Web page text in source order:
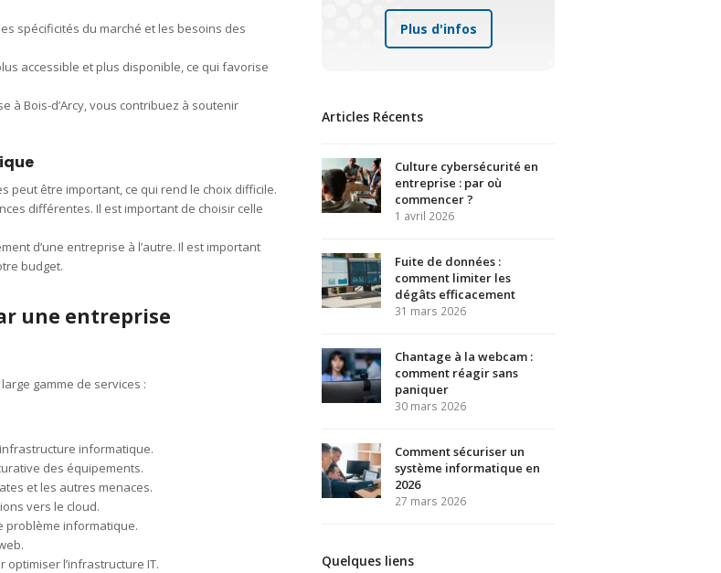
spécificités du marché et les besoins des
accessible et plus disponible, ce qui favorise
à Bois-d’Arcy, vous contribuez à soutenir
peut être important, ce qui rend le choix difficile.
différentes. Il est important de choisir celle
d’une entreprise à l’autre. Il est important
budget.
une entreprise
gamme de services :
informatique.
des équipements.
et les autres menaces.
vers le cloud.
problème informatique.
l’infrastructure IT.
Plus d'infos
Articles Récents
Culture cybersécurité en
entreprise : par où
commencer ?
1 avril 2026
Fuite de données :
comment limiter les
dégâts efficacement
31 mars 2026
Chantage à la webcam :
comment réagir sans
paniquer
30 mars 2026
Comment sécuriser un
système informatique en
2026
27 mars 2026
Quelques liens